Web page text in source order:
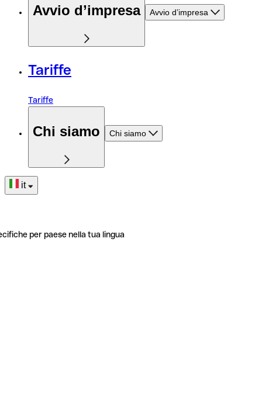
Avvio d’impresa Avvio d’impresa
Tariffe
Tariffe
Chi siamo Chi siamo
it
per paese nella tua lingua